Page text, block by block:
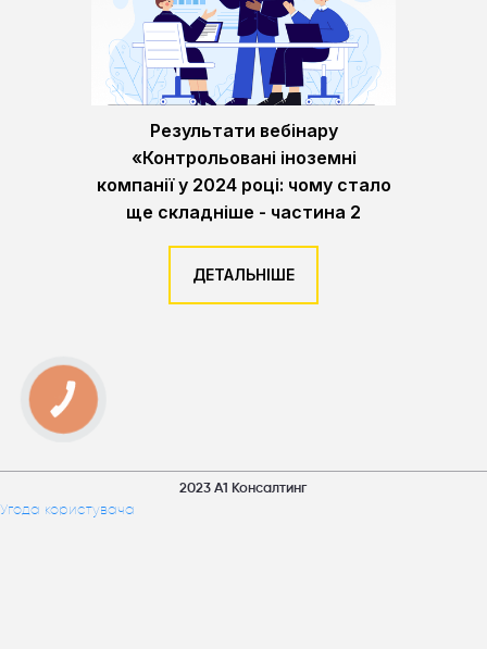
Результати вебінару
«Контрольовані іноземні
компанії у 2024 році: чому стало
ще складніше - частина 2
ДЕТАЛЬНІШЕ
2023 А1 Консалтинг
Угода користувача
КНОПКА
ЗВ'ЯЗКУ